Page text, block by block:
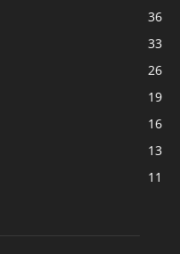
36
33
26
19
16
13
11